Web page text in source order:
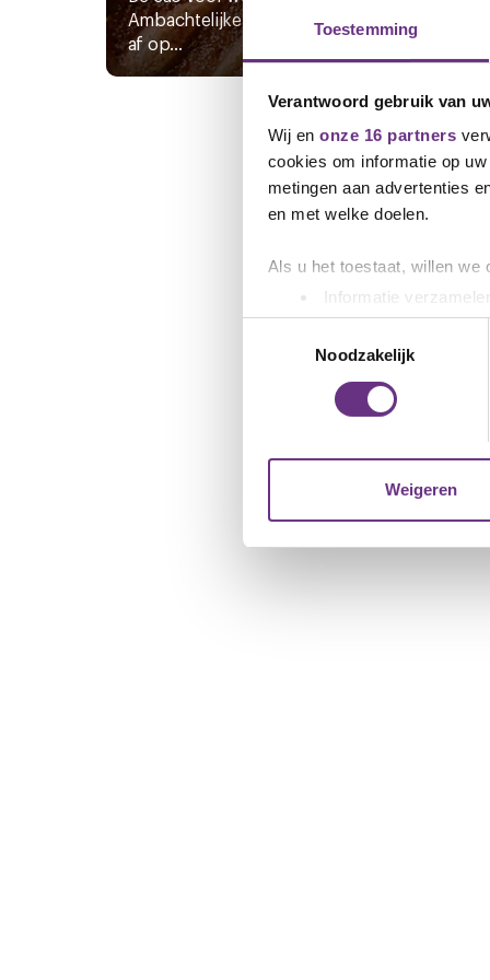
Toestemming
Verantwoord gebruik van
Wij en onze 16 partners
cookies om informatie op
metingen aan advertenties
en met welke doelen.
Als u het toestaat, willen we
Informatie
Uw apparaat
Lees meer over hoe uw
toestemming op elk
websiteverkeer te
media, adverteren en
Noodzakelijk
Weigeren
Ambachtelijke Bakkerijen loopt
af op...